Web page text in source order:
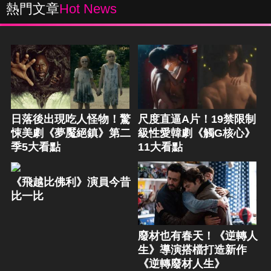
熱門文章Hot News
日落後出現吃人怪物！驚
悚美劇《夢魘絕鎮》第二
季5大看點
尺度直逼A片！19禁限制
級性愛韓劇《觸G核心》
11大看點
《飛越比佛利》演員今昔
比一比
廢材也有春天！《逆轉人
生》導演搭檔打造新作
《逆轉廢材人生》